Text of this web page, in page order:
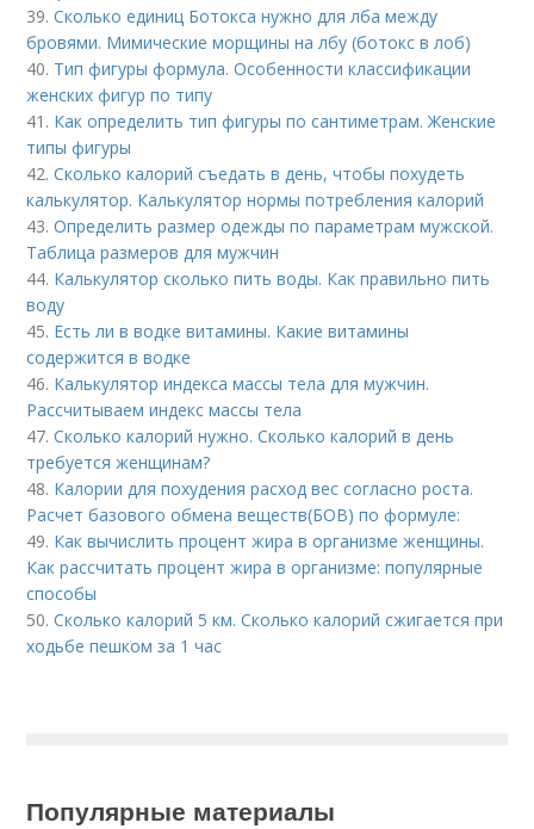
39.Сколько единиц Ботокса нужно для лба между
бровями. Мимические морщины на лбу (ботокс в лоб)
40. Тип фигуры формула. Особенности классификации
женских фигур по типу
41. Как определить тип фигуры по сантиметрам. Женские
типы фигуры
42.Сколько калорий съедать в день, чтобы похудеть
калькулятор. Калькулятор нормы потребления калорий
43.Определить размер одежды по параметрам мужской.
Таблица размеров для мужчин
44. Калькулятор сколько пить воды. Как правильно пить
воду
45. Есть ли в водке витамины. Какие витамины
содержится в водке
46. Калькулятор индекса массы тела для мужчин.
Рассчитываем индекс массы тела
47.Сколько калорий нужно. Сколько калорий в день
требуется женщинам?
48. Калории для похудения расход вес согласно роста.
Расчет базового обмена веществ(БОВ) по формуле:
49. Как вычислить процент жира в организме женщины.
Как рассчитать процент жира в организме: популярные
способы
50.Сколько калорий 5 км. Сколько калорий сжигается при
ходьбе пешком за 1 час
Популярные материалы